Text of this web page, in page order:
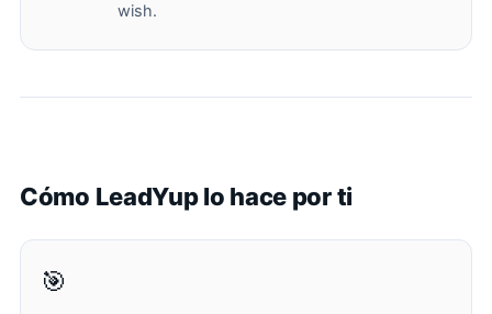
wish.
Cómo LeadYup lo hace por ti
🎯